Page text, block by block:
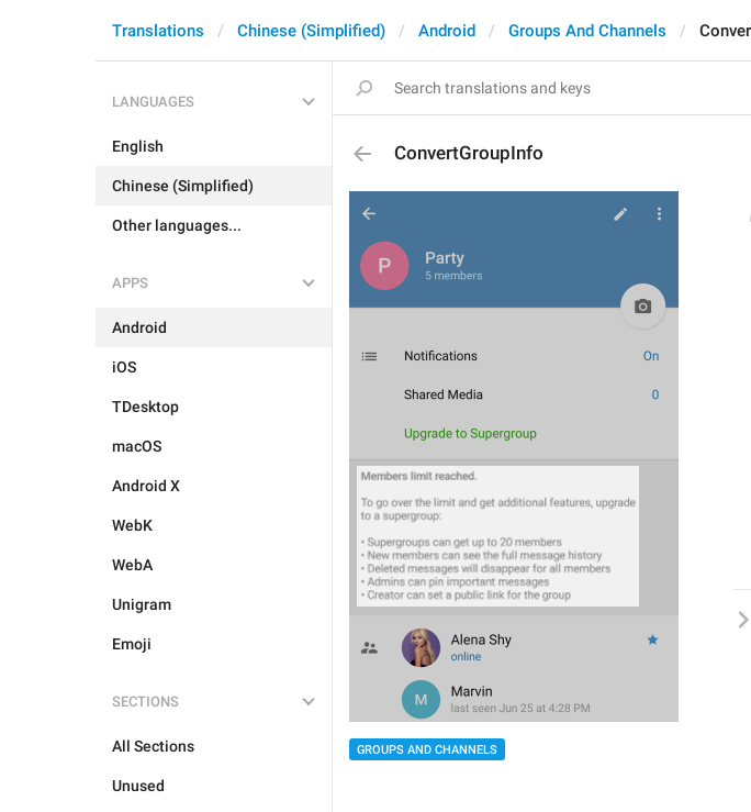
Translations Chinese (Simplified) Android Groups And Channels
LANGUAGES
English
Chinese (Simplified)
Other languages...
APPS
Android
iOS
TDesktop
macOS
Android X
WebK
WebA
Unigram
Emoji
SECTIONS
All Sections
Unused
ConvertGroupInfo
GROUPS AND CHANNELS